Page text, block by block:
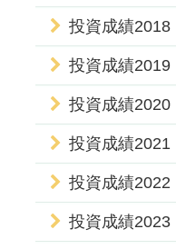
投資成績2018
投資成績2019
投資成績2020
投資成績2021
投資成績2022
投資成績2023